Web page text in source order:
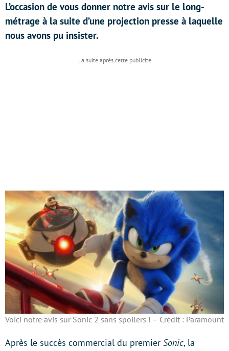
L’occasion de vous donner notre avis sur le long-
métrage à la suite d’une projection presse à laquelle
nous avons pu insister.
Voici notre avis sur Sonic 2 sans spoilers ! – Crédit : Paramount
Après le succès commercial du premier Sonic, la